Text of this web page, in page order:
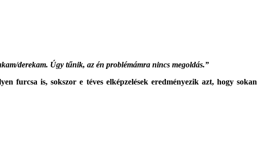
derekam. Úgy tűnik, az én problémámra nincs megoldás.”
furcsa is, sokszor e téves elképzelések eredményezik azt, hogy sokan